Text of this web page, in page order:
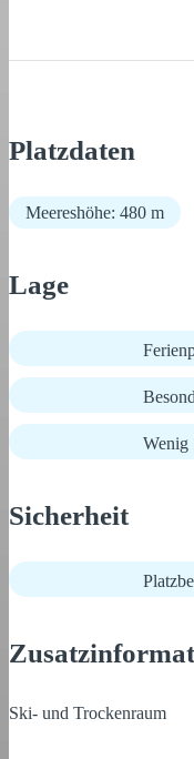
Platzdaten
Meereshöhe: 480 m
Lage
Wenig
Sicherheit
Ski- und Trockenraum